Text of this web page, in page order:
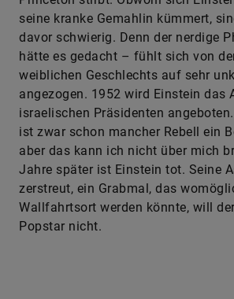
seine kranke Gemahlin kümmert,
davor schwierig. Denn der nerdige
hätte es gedacht – fühlt sich von
weiblichen Geschlechts auf sehr
angezogen. 1952 wird Einstein das
israelischen Präsidenten
ist zwar schon mancher Rebell ein
aber das kann ich nicht über mich
Jahre später ist Einstein tot. Seine
zerstreut, ein Grabmal, das
Wallfahrtsort werden könnte, will
Popstar nicht.